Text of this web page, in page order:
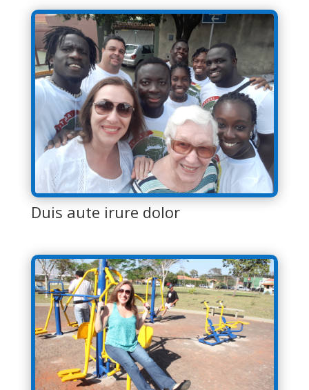
Duis aute irure dolor